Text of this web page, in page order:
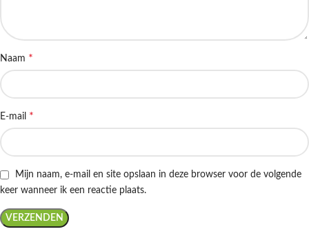
Naam *
E-mail *
Mijn naam, e-mail en site opslaan in deze browser voor de volgende
keer wanneer ik een reactie plaats.